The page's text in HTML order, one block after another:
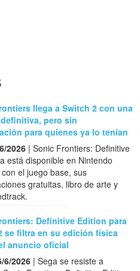
llega a Switch 2 con una
pero sin
para quienes ya lo tenían
2026 | Sonic Frontiers: Definitive
está disponible en Nintendo
el juego base, sus
gratuitas, libro de arte y
Definitive Edition para
se filtra en su edición física
anuncio oficial
6/2026 | Sega se resiste a